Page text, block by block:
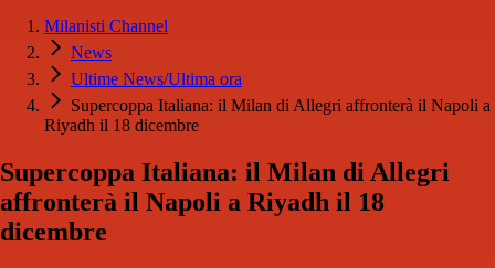
Milanisti Channel
News
Ultime News/Ultima ora
Supercoppa Italiana: il Milan di Allegri affronterà il Napoli a
Riyadh il 18 dicembre
Supercoppa Italiana: il Milan di Allegri
affronterà il Napoli a Riyadh il 18
dicembre